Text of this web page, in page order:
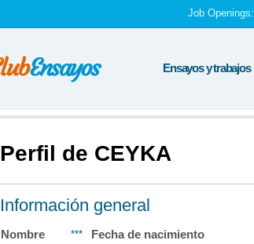
Job Openings:
Ensayos y trabajos
Perfil de CEYKA
Información general
Nombre *** Fecha de nacimiento